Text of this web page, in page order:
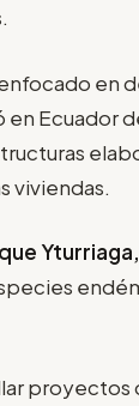
en
Ecuador
viviendas.
Yturriaga,